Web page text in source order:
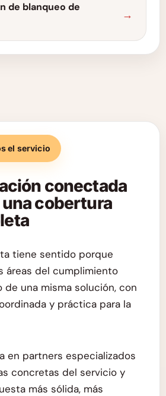
de blanqueo de
el servicio
conectada
cobertura
tiene sentido porque
áreas del cumplimiento
una misma solución, con
y práctica para la
en partners especializados
concretas del servicio y
más sólida, más